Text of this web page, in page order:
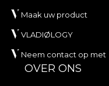
Maak uw product
VLADIØLOGY
Neem contact op met
OVER ONS